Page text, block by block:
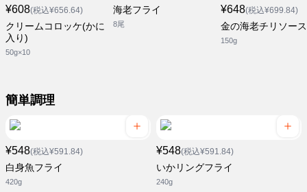
¥608(税込¥656.64)
クリームコロッケ(かに
入り)
50g×10
海老フライ
8尾
¥648(税込¥699.84)
金の海老チリソース
150g
簡単調理
¥548(税込¥591.84)
白身魚フライ
420g
¥548(税込¥591.84)
いかリングフライ
240g